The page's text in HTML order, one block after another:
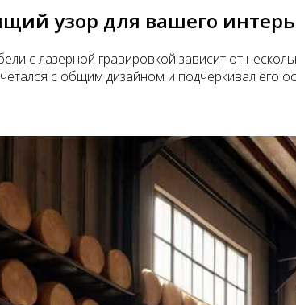
узор для вашего
с лазерной гравировкой зависит от
с общим дизайном и подчеркивал его